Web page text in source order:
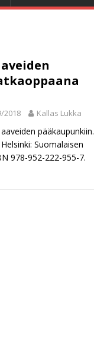
2018 Kallas Lukka
pääkaupunkiin.
Suomalaisen
978-952-222-955-7.